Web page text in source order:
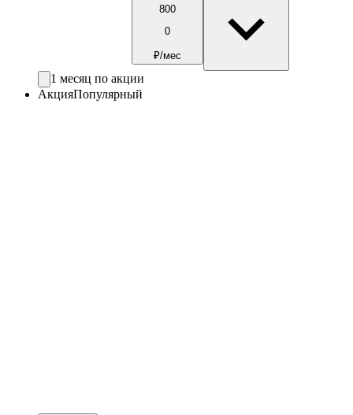
800
0
₽/мес
1 месяц по акции
АкцияПопулярный